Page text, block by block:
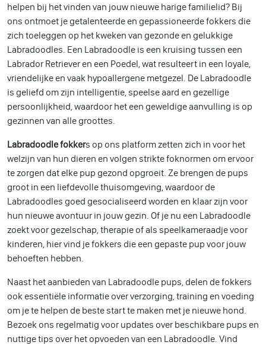
helpen bij het vinden van jouw nieuwe harige familielid? Bij
ons ontmoet je getalenteerde en gepassioneerde fokkers die
zich toeleggen op het kweken van gezonde en gelukkige
Labradoodles. Een Labradoodle is een kruising tussen een
Labrador Retriever en een Poedel, wat resulteert in een loyale,
vriendelijke en vaak hypoallergene metgezel. De Labradoodle
is geliefd om zijn intelligentie, speelse aard en gezellige
persoonlijkheid, waardoor het een geweldige aanvulling is op
gezinnen van alle groottes.
Labradoodle fokkers op ons platform zetten zich in voor het
welzijn van hun dieren en volgen strikte foknormen om ervoor
te zorgen dat elke pup gezond opgroeit. Ze brengen de pups
groot in een liefdevolle thuisomgeving, waardoor de
Labradoodles goed gesocialiseerd worden en klaar zijn voor
hun nieuwe avontuur in jouw gezin. Of je nu een Labradoodle
zoekt voor gezelschap, therapie of als speelkameraadje voor
kinderen, hier vind je fokkers die een gepaste pup voor jouw
behoeften hebben.
Naast het aanbieden van Labradoodle pups, delen de fokkers
ook essentiële informatie over verzorging, training en voeding
om je te helpen de beste start te maken met je nieuwe hond.
Bezoek ons regelmatig voor updates over beschikbare pups en
nuttige tips over het opvoeden van een Labradoodle. Vind